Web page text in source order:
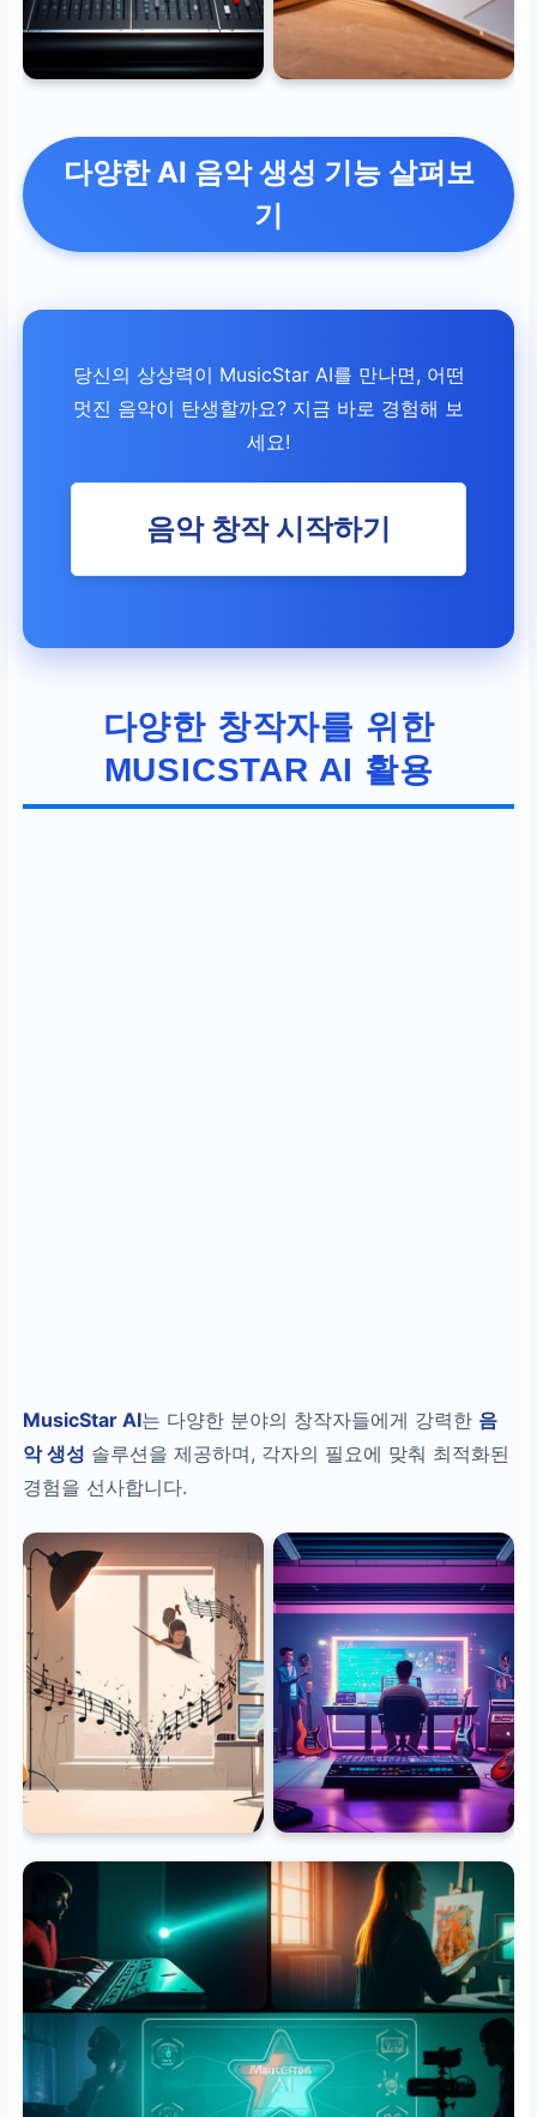
다양한 AI 음악 생성 기능 살펴보
기
당신의 상상력이 MusicStar AI를 만나면, 어떤
멋진 음악이 탄생할까요? 지금 바로 경험해 보
세요!
음악 창작 시작하기
다양한 창작자를 위한
MUSICSTAR AI 활용
MusicStar AI는 다양한 분야의 창작자들에게 강력한 음
악 생성 솔루션을 제공하며, 각자의 필요에 맞춰 최적화된
경험을 선사합니다.